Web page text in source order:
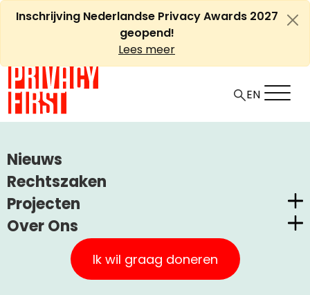
Ga
naarInschrijving Nederlandse Privacy Awards 2027
geopend!
Lees meer
Nieuws
Rechtszaken
Projecten
Nederlandse Privacy Awards
Claimstichting CUIC
PrivacyWijzer
Over Ons
Privacy First
Onze Successen
Ik wil graag doneren
EN
OPROEP VAN PRIVACY FIRST AAN TWEEDE KAMER INZAKE
EPD
Oproep van Privacy First
aan Tweede Kamer inzake